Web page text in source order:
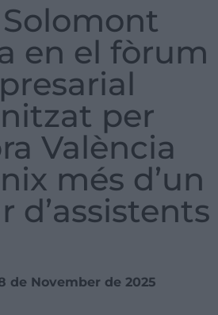
en el fòrum
per
València
més d’un
d’assistents
de November de 2025